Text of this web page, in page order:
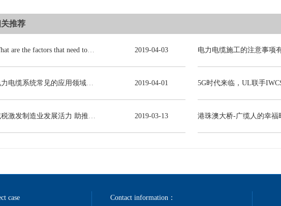
推荐
2019-04-03
2019-04-01
2019-03-13 港珠澳大桥-广缆人的幸福
case Contact information：